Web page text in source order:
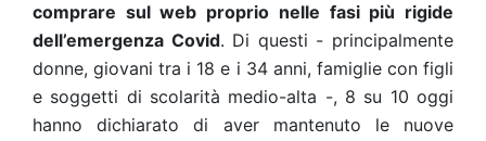
comprare sul web proprio nelle fasi più rigide
dell’emergenza Covid. Di questi - principalmente
donne, giovani tra i 18 e i 34 anni, famiglie con figli
e soggetti di scolarità medio-alta -, 8 su 10 oggi
hanno dichiarato di aver mantenuto le nuove